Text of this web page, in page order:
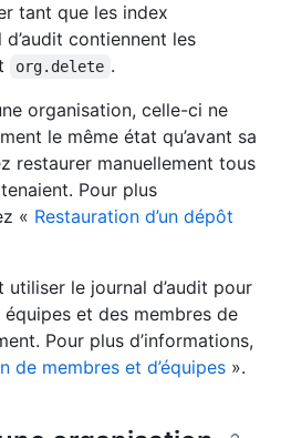
tant que les index
contiennent les
org.delete .
organisation, celle-ci ne
le même état qu’avant sa
restaurer manuellement tous
Pour plus
« Restauration d’un dépôt
utiliser le journal d’audit pour
et des membres de
Pour plus d’informations,
de membres et d’équipes ».